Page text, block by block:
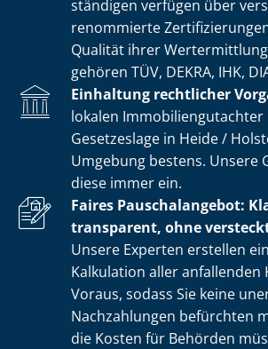
stän­di­gen verfügen über
renommierte
Qualität ihrer
gehören TÜV, DEKRA, IHK,
Einhaltung rechtlicher
lokalen Im­mo­bi­li­en­gut­ach­ter
Gesetzeslage in Heide /
Umgebung bestens. Unsere
diese immer ein.
Faires Pauschalangebot:
transparent, ohne
Unsere Experten erstellen
Kalkulation aller anfallenden
Voraus, sodass Sie keine
Nachzahlungen befürchten
die Kosten für Behörden